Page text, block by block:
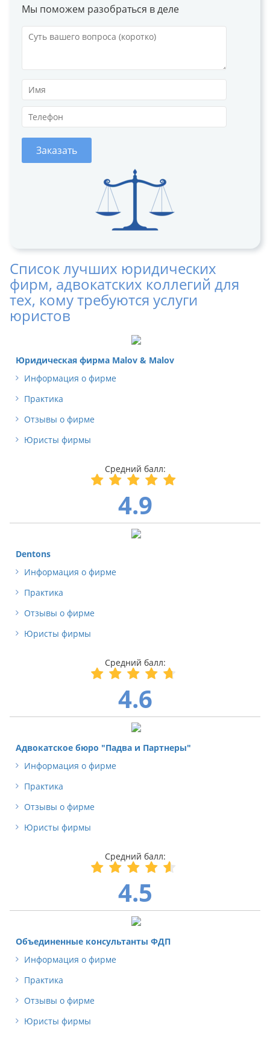
Мы поможем разобраться в деле
Заказать
Список лучших юридических
фирм, адвокатских коллегий для
тех, кому требуются услуги
юристов
Юридическая фирма Malov & Malov
Информация о фирме
Практика
Отзывы о фирме
Юристы фирмы
4.9
Dentons
Информация о фирме
Практика
Отзывы о фирме
Юристы фирмы
4.6
Адвокатское бюро "Падва и Партнеры"
Информация о фирме
Практика
Отзывы о фирме
Юристы фирмы
4.5
Объединенные консультанты ФДП
Информация о фирме
Практика
Отзывы о фирме
Юристы фирмы